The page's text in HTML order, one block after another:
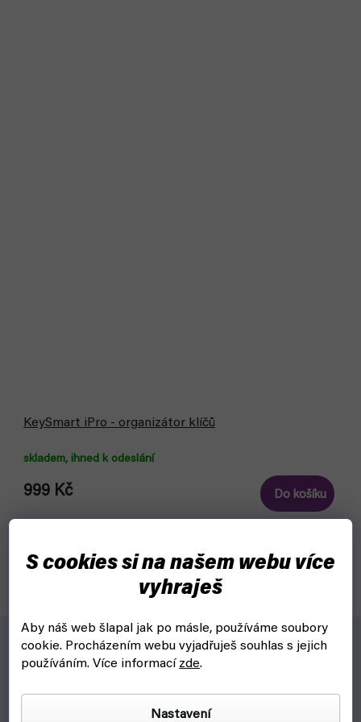
S cookies si na našem webu více
vyhraješ
Aby náš web šlapal jak po másle, používáme soubory
cookie. Procházením webu vyjadřuješ souhlas s jejich
používáním. Více informacízde.
Nastavení
KeySmart iPro - organizátor klíčů
skladem, ihned k odeslání
999 Kč Do košíku
klíčů.
Pro koho?
KeySmart je podle nás geniální nápad, který doporučujeme
úplně všem co používají klíče. Takže vlastně skoro všem.